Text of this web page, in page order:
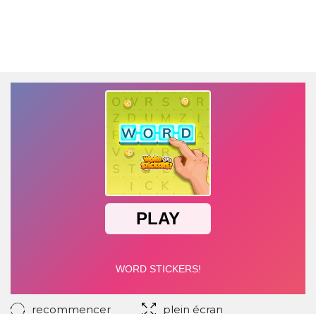
recommencer plein écran